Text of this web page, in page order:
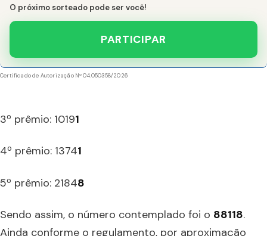
O próximo sorteado pode ser você!
PARTICIPAR
Certificado de Autorização Nº 04.050358/2026
3º prêmio: 10191
4º prêmio: 13741
5º prêmio: 21848
Sendo assim, o número contemplado foi o 88118.
Ainda conforme o regulamento, por aproximação